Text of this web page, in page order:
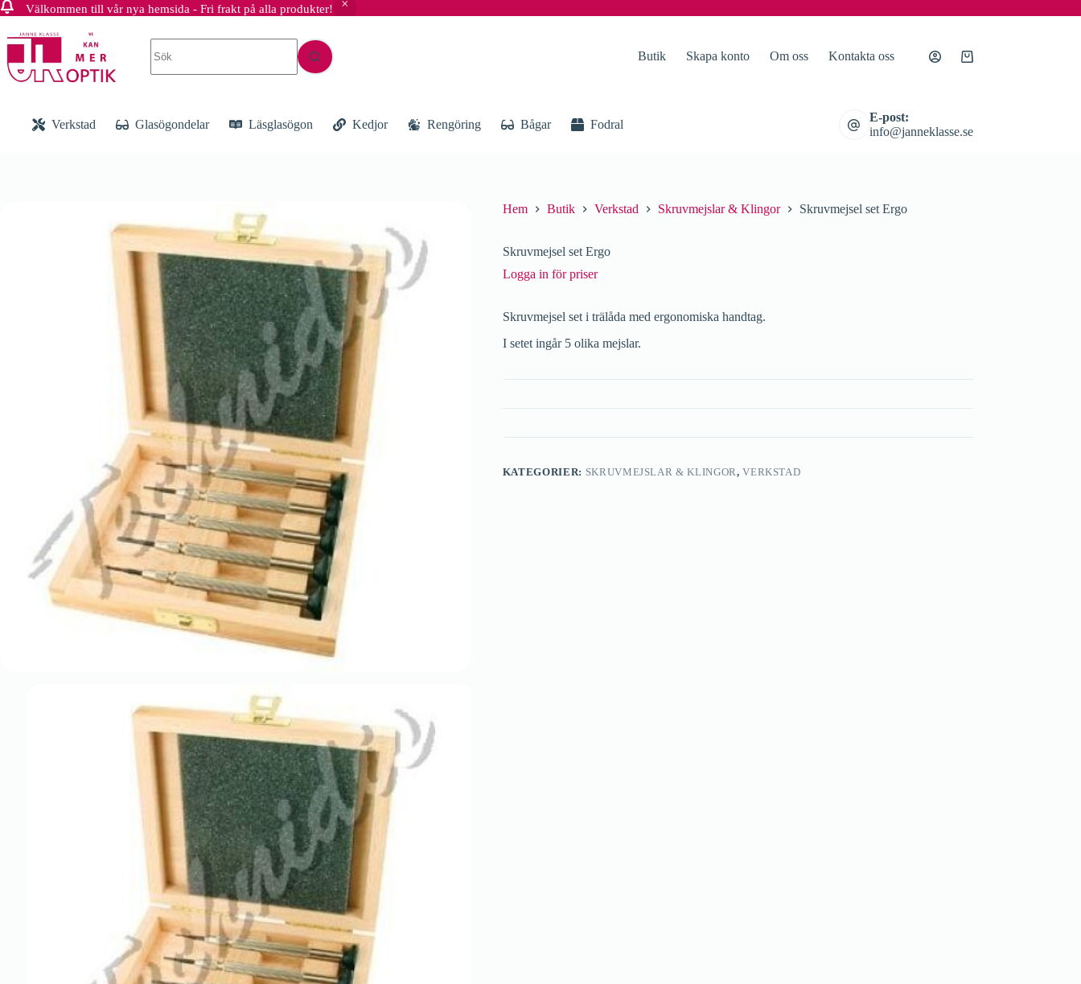
Välkommen till vår nya hemsida - Fri frakt på alla produkter!
till
resultat
Butik Skapa konto Om oss Kontakta oss Varukorg
Verkstad Glasögondelar Läsglasögon Kedjor Rengöring Bågar Fodral
E-post:
info@janneklasse.se
Hem Butik Verkstad Skruvmejslar & Klingor Skruvmejsel set Ergo
Skruvmejsel set Ergo
Logga in för priser
Skruvmejsel set i trälåda med ergonomiska handtag.
I setet ingår 5 olika mejslar.
KATEGORIER: SKRUVMEJSLAR & KLINGOR,VERKSTAD